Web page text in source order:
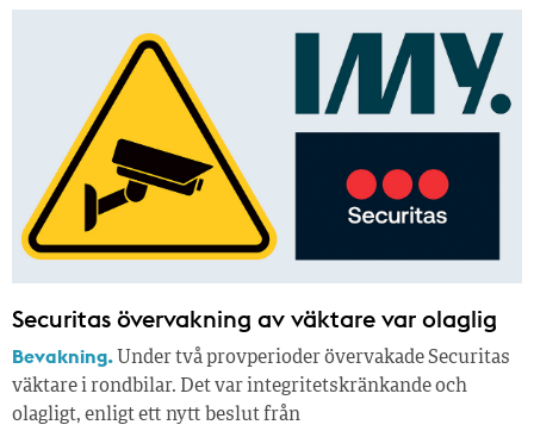
Securitas övervakning av väktare var olaglig
Bevakning. Under två provperioder övervakade Securitas
väktare i rondbilar. Det var integritetskränkande och
olagligt, enligt ett nytt beslut från